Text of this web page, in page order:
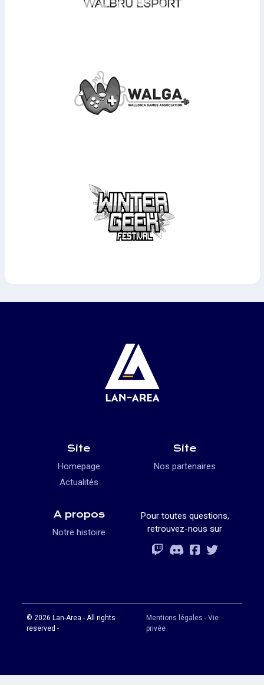
Site
Homepage
Actualités
Site
Nos partenaires
A propos
Notre histoire
Pour toutes questions,
retrouvez-nous sur
Rejoignez-
Rejoignez-
Rejoignez-
Rejoignez-
© 2026 Lan-Area - All rights
reserved -
Mentions légales - Vie
privée